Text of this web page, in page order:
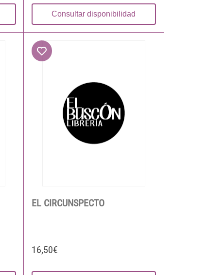
Consultar disponibilidad
EL CIRCUNSPECTO
16,50€